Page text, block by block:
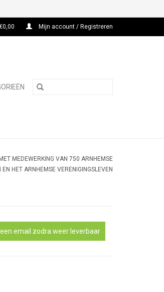
Mijn account / Registreren
MEDEWERKING VAN 750 ARNHEMSE
EN HET ARNHEMSE VERENIGINGSLEVEN
email zodra weer leverbaar